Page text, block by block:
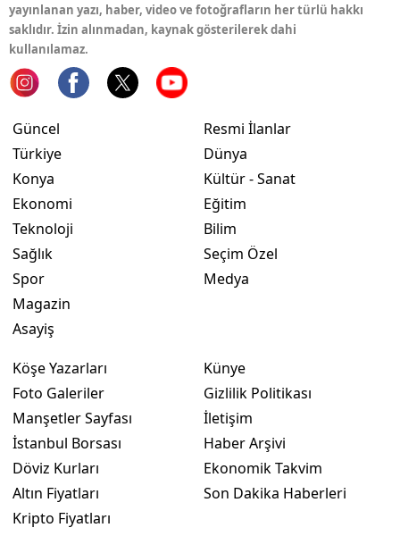
Niğde
Sakarya
Trabzon
Şanlıurfa
Uşak
yayınlanan yazı, haber, video ve fotoğrafların her türlü hakkı
saklıdır. İzin alınmadan, kaynak gösterilerek dahi
kullanılamaz.
Güncel
Türkiye
Konya
Ekonomi
Teknoloji
Sağlık
Spor
Magazin
Asayiş
Resmi İlanlar
Dünya
Kültür - Sanat
Eğitim
Bilim
Seçim Özel
Medya
Köşe Yazarları
Foto Galeriler
Manşetler Sayfası
İstanbul Borsası
Döviz Kurları
Altın Fiyatları
Kripto Fiyatları
Künye
Gizlilik Politikası
İletişim
Haber Arşivi
Ekonomik Takvim
Son Dakika Haberleri